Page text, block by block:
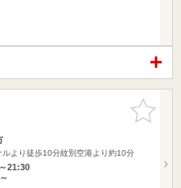
お気に入
りに追加
ルより徒歩10分紋別空港より約10分
21:30